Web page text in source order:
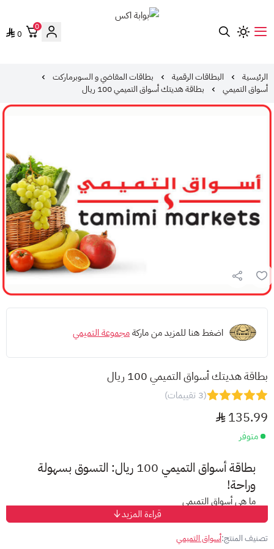
0
0
الرئيسية البطاقات الرقمية
بطاقات المقاضي و السوبرماركت
أسواق التميمي
بطاقة هديتك أسواق التميمي 100 ريال
اضغط هنا للمزيد من ماركةمجموعة التميمي
بطاقة هديتك أسواق التميمي 100 ريال
(3 تقييمات)
135.99
متوفر
بطاقة أسواق التميمي 100 ريال: التسوق بسهولة
وراحة!
ما هي أسواق التميمي
تُعد أسواق التميمي وجهة التسوق المفضلة في المملكة العربية
السعودية، مُقدمة تشكيلة واسعة من المنتجات عالية الجودة في بيئة
قراءة المزيد
تصنيف المنتج:أسواق التميمي